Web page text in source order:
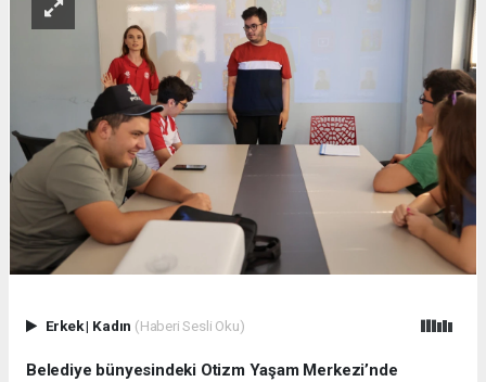
Erkek| Kadın (Haberi Sesli Oku)
Belediye bünyesindeki Otizm Yaşam Merkezi’nde